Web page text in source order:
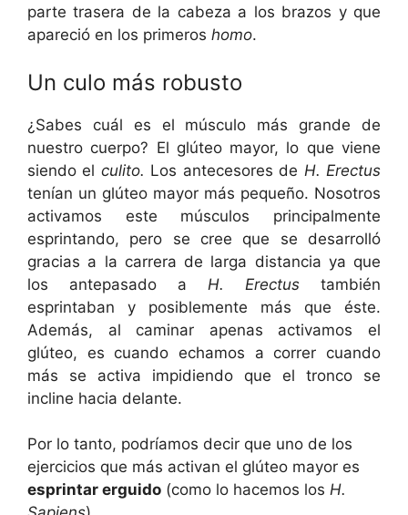
parte trasera de la cabeza a los brazos y que
apareció en los primeros homo.
Un culo más robusto
¿Sabes cuál es el músculo más grande de
nuestro cuerpo? El glúteo mayor, lo que viene
siendo el culito. Los antecesores de H. Erectus
tenían un glúteo mayor más pequeño. Nosotros
activamos este músculos principalmente
esprintando, pero se cree que se desarrolló
gracias a la carrera de larga distancia ya que
los antepasado a H. Erectus también
esprintaban y posiblemente más que éste.
Además, al caminar apenas activamos el
glúteo, es cuando echamos a correr cuando
más se activa impidiendo que el tronco se
incline hacia delante.
Por lo tanto, podríamos decir que uno de los
ejercicios que más activan el glúteo mayor es
esprintar erguido (como lo hacemos los H.